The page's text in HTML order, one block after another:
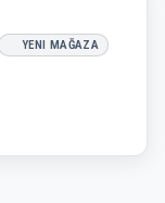
YENI MAĞAZA